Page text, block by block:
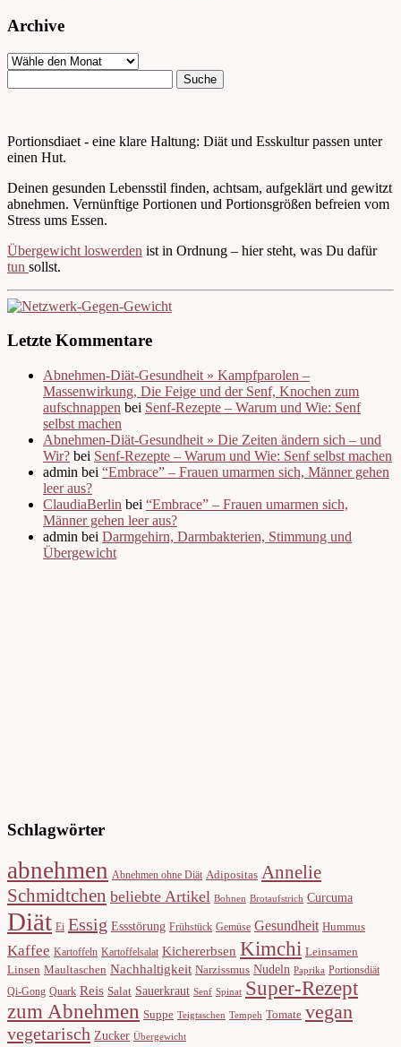
Archive
Portionsdiaet - eine klare Haltung: Diät und Esskultur passen unter
einen Hut.
Deinen gesunden Lebensstil finden, achtsam, aufgeklärt und gewitzt
abnehmen. Vernünftige Portionen und Portionsgrößen befreien vom
Stress ums Essen.
Übergewicht loswerden ist in Ordnung – hier steht, was Du dafür
tun sollst.
Letzte Kommentare
Abnehmen-Diät-Gesundheit » Kampfparolen –
Massenwirkung, Die Feige und der Senf, Knochen zum
aufschnappen bei Senf-Rezepte – Warum und Wie: Senf
selbst machen
Abnehmen-Diät-Gesundheit » Die Zeiten ändern sich – und
Wir? bei Senf-Rezepte – Warum und Wie: Senf selbst machen
admin bei “Embrace” – Frauen umarmen sich, Männer gehen
leer aus?
ClaudiaBerlin bei “Embrace” – Frauen umarmen sich,
Männer gehen leer aus?
admin bei Darmgehirn, Darmbakterien, Stimmung und
Übergewicht
Schlagwörter
abnehmen Abnehmen ohne Diät Adipositas Annelie
Schmidtchen beliebte Artikel Bohnen Brotaufstrich Curcuma
Diät Ei Essig Essstörung Frühstück Gemüse Gesundheit Hummus
Kaffee Kartoffeln Kartoffelsalat Kichererbsen Kimchi Leinsamen
Linsen Maultaschen Nachhaltigkeit Narzissmus Nudeln Paprika Portionsdiät
Qi-Gong Quark Reis Salat Sauerkraut Senf Spinat Super-Rezept
zum Abnehmen Suppe Teigtaschen Tempeh Tomate vegan
vegetarisch Zucker Übergewicht